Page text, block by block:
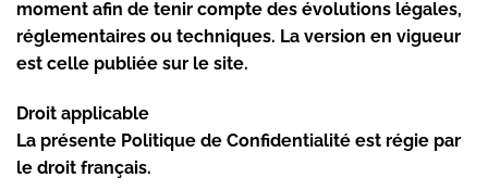
moment afin de tenir compte des évolutions légales,
réglementaires ou techniques. La version en vigueur
est celle publiée sur le site.
Droit applicable
La présente Politique de Confidentialité est régie par
le droit français.